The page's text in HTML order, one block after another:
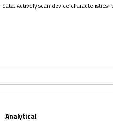
Actively scan device characteristics
Analytical